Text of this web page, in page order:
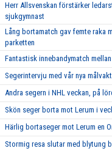
Herr Allsvenskan förstärker
sjukgymnast
Lång bortamatch gav femte raka
parketten
Fantastisk innebandymatch
Segerintervju med vår nya
Andra segern i NHL veckan, på
Skön seger borta mot Lerum i
Härlig bortaseger mot Lerum en
Stormig resa slutar med blytung